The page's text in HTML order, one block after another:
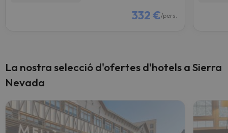
332 €/pers.
La nostra selecció d'ofertes d'hotels a Sierra
Nevada